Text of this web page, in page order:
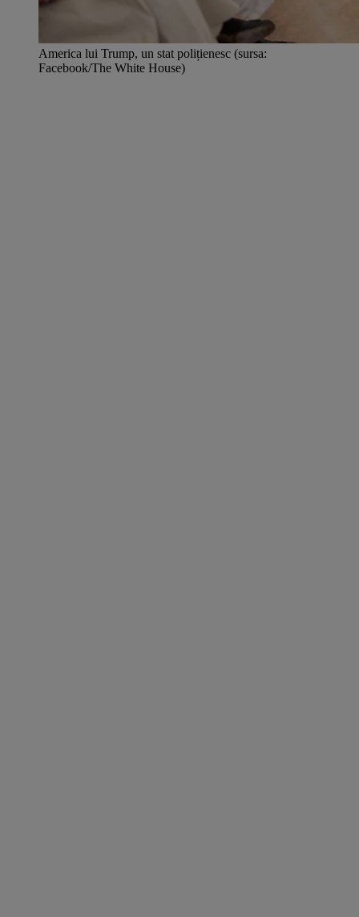
America lui Trump, un stat polițienesc (sursa:
Facebook/The White House)